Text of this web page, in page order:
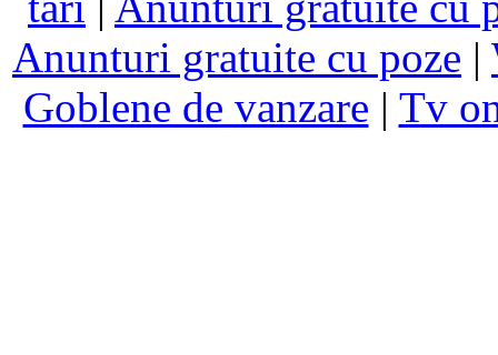
Anunturi gratuite cu poze |
Goblene de vanzare | Tv